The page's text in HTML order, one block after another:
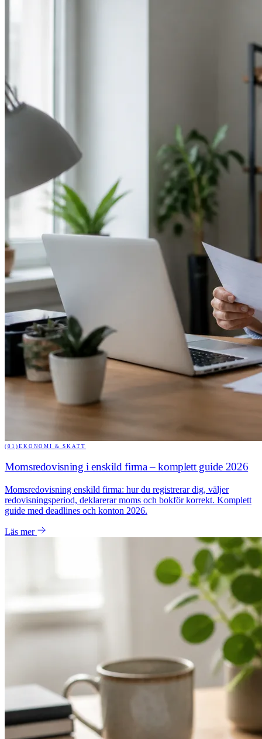
(01) EKONOMI & SKATT
Momsredovisning i enskild firma – komplett guide 2026
Momsredovisning enskild firma: hur du registrerar dig, väljer
redovisningsperiod, deklarerar moms och bokför korrekt. Komplett
guide med deadlines och konton 2026.
Läs mer